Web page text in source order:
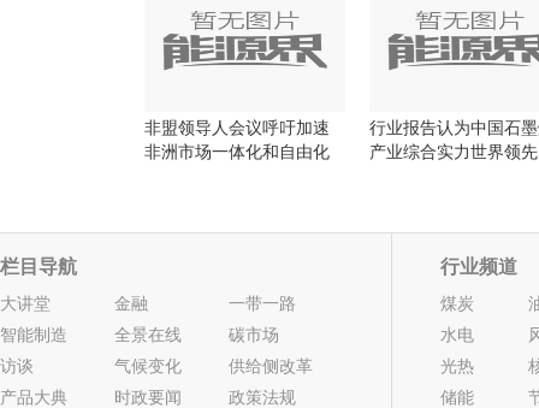
非盟领导人会议呼吁加速
非洲市场一体化和自由化
行业报告认为中国石
产业综合实力世界领先
栏目导航
大讲堂 金融
一带一路
智能制造
全景在线
碳市场
访谈
气候变化
供给侧改革
产品大典
时政要闻
政策法规
行业频道
煤炭
水电
光热
储能